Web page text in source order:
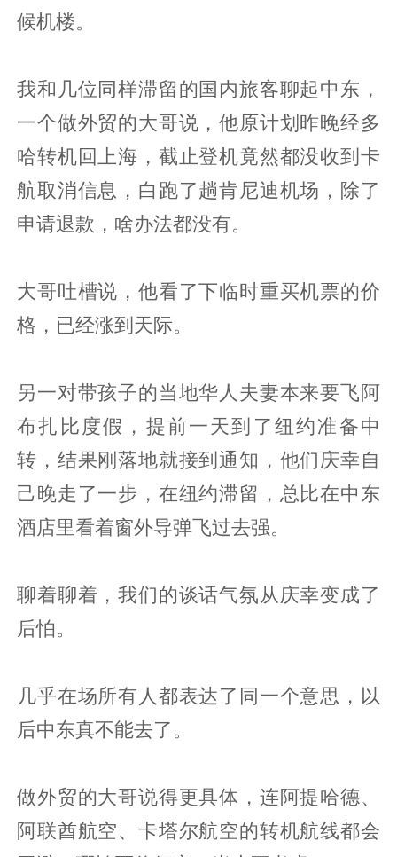
候机楼。
我和几位同样滞留的国内旅客聊起中东，
一个做外贸的大哥说，他原计划昨晚经多
哈转机回上海，截止登机竟然都没收到卡
航取消信息，白跑了趟肯尼迪机场，除了
申请退款，啥办法都没有。
大哥吐槽说，他看了下临时重买机票的价
格，已经涨到天际。
另一对带孩子的当地华人夫妻本来要飞阿
布扎比度假，提前一天到了纽约准备中
转，结果刚落地就接到通知，他们庆幸自
己晚走了一步，在纽约滞留，总比在中东
酒店里看着窗外导弹飞过去强。
聊着聊着，我们的谈话气氛从庆幸变成了
后怕。
几乎在场所有人都表达了同一个意思，以
后中东真不能去了。
做外贸的大哥说得更具体，连阿提哈德、
阿联酋航空、卡塔尔航空的转机航线都会